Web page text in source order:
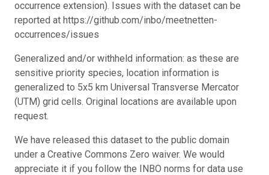
occurrence extension). Issues with the dataset can be
reported at https://github.com/inbo/meetnetten-
occurrences/issues
Generalized and/or withheld information: as these are
sensitive priority species, location information is
generalized to 5x5 km Universal Transverse Mercator
(UTM) grid cells. Original locations are available upon
request.
We have released this dataset to the public domain
under a Creative Commons Zero waiver. We would
appreciate it if you follow the INBO norms for data use